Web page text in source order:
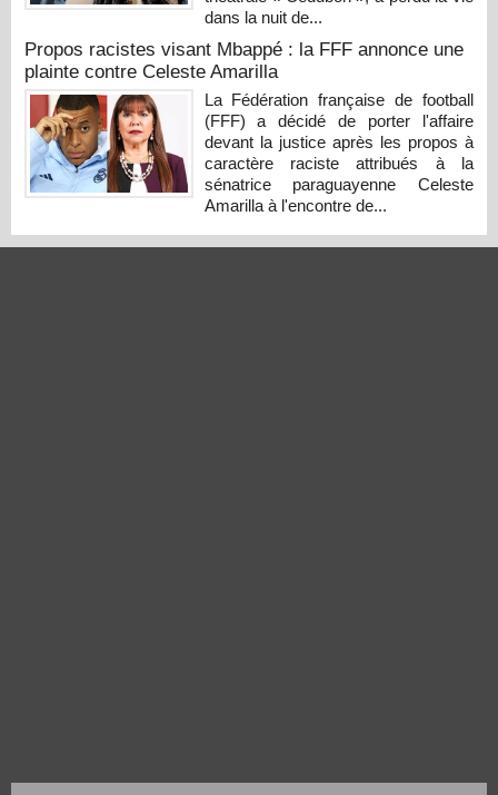
dans la nuit de...
Propos racistes visant Mbappé : la FFF annonce une
plainte contre Celeste Amarilla
La Fédération française de football
(FFF) a décidé de porter l'affaire
devant la justice après les propos à
caractère raciste attribués à la
sénatrice paraguayenne Celeste
Amarilla à l'encontre de...